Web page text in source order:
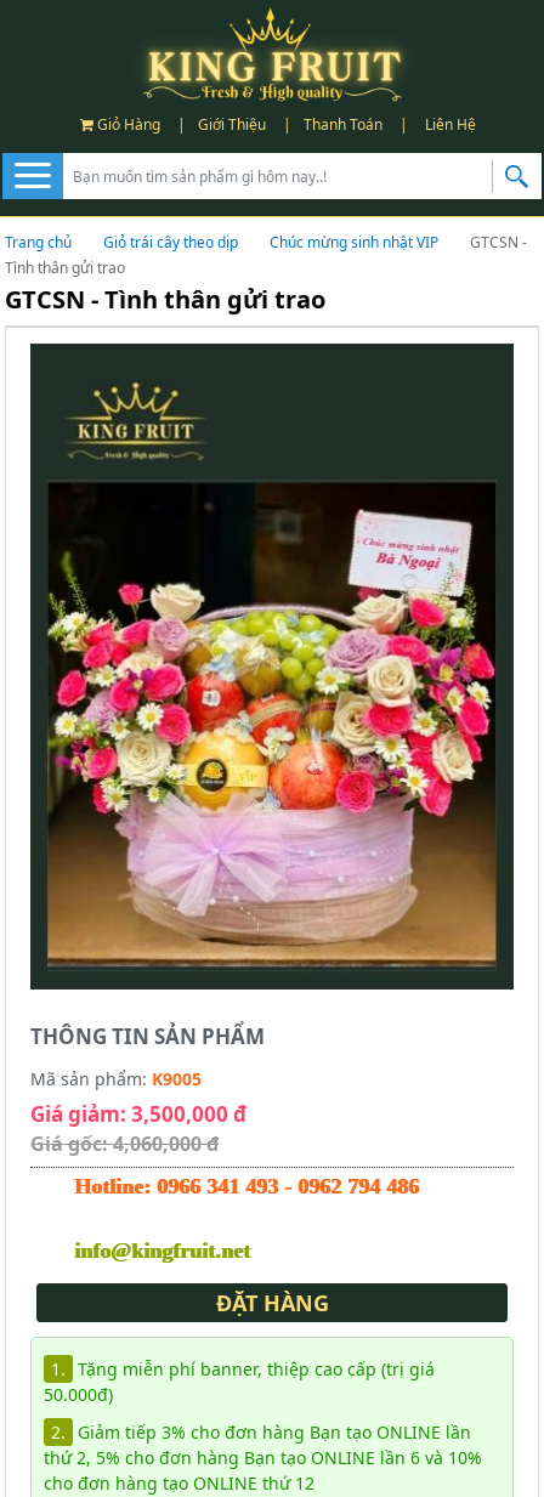
Giỏ Hàng | Giới Thiệu | Thanh Toán | Liên Hệ
Trang chủ Giỏ trái cây theo dịp Chúc mừng sinh nhật VIP
GTCSN -
Tình thân gửi trao
GTCSN - Tình thân gửi trao
THÔNG TIN SẢN PHẨM
Mã sản phẩm: K9005
Giá giảm: 3,500,000 đ
Giá gốc: 4,060,000 đ
Hotline: 0966 341 493 - 0962 794 486
info@kingfruit.net
ĐẶT HÀNG
1. Tặng miễn phí banner, thiệp cao cấp (trị giá
50.000đ)
2.
Giảm tiếp 3% cho đơn hàng Bạn tạo ONLINE lần
thứ 2, 5% cho đơn hàng Bạn tạo ONLINE lần 6 và 10%
cho đơn hàng tạo ONLINE thứ 12